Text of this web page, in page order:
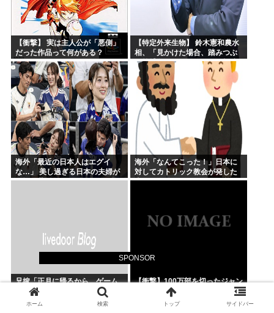
SPONSOR
【衝撃】 実は主人公が「悪側」
だった作品って何がある？
【特定外来生物】 鈴木憲和農水
相、「見かけた場合、踏みつぶ
す等捕殺をお願いします」投稿
が反響
海外「最近の日本人はエグイ
な…」 美し過ぎる日本の夫婦が
W杯で世界に見つかってしまう
海外「なんてこった！」日本に
対してカトリック教会が発した
声明に海外からコメントが殺到
兄嫁「正月に帰るから、ゲーム
と、いいお肉と酒と、お風呂グ
ッズの準備しとけよ」寝起きの
【衝撃】100万部を切ったジャン
プが最強部数653万部を記録した
時の週刊少年ジャンプの面子が
ホーム 検索 トップ サイドバー